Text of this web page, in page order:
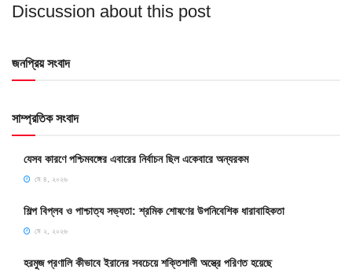
Discussion about this post
জনপ্রিয় সংবাদ
সাম্প্রতিক সংবাদ
যেসব কারণে পশ্চিমবঙ্গের এবারের নির্বাচন ছিল একেবারে অন্যরকম
মে ৪, ২০২৬
শিল্প বিপ্লব ও পাশ্চাত্য সভ্যতা: শ্রমিক শোষণের উপনিবেশিক ধারাবাহিকতা
মে ২, ২০২৬
হরমুজ প্রণালি কীভাবে ইরানের সবচেয়ে শক্তিশালী অস্ত্রে পরিণত হয়েছে